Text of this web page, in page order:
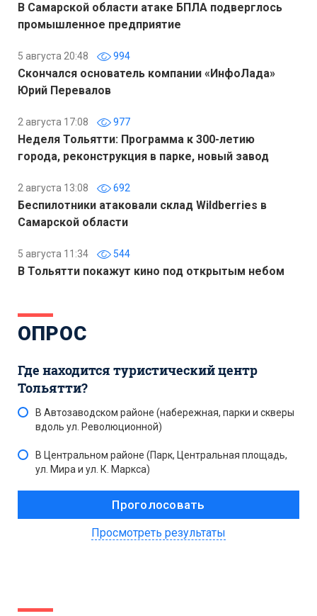
В Самарской области атаке БПЛА подверглось
промышленное предприятие
5 августа 20:48 994
Скончался основатель компании «ИнфоЛада»
Юрий Перевалов
2 августа 17:08 977
Неделя Тольятти: Программа к 300-летию
города, реконструкция в парке, новый завод
2 августа 13:08 692
Беспилотники атаковали склад Wildberries в
Самарской области
5 августа 11:34 544
В Тольятти покажут кино под открытым небом
ОПРОС
Где находится туристический центр
Тольятти?
В Автозаводском районе (набережная, парки и скверы
вдоль ул. Революционной)
В Центральном районе (Парк, Центральная площадь,
ул. Мира и ул. К. Маркса)
Просмотреть результаты